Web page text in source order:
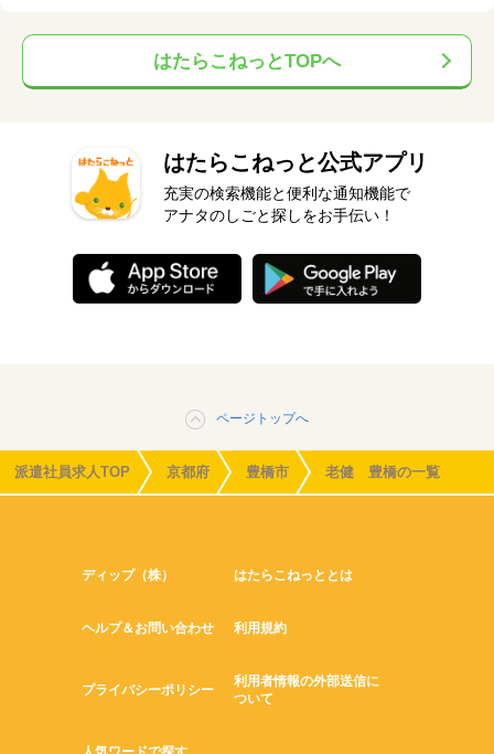
はたらこねっとTOPへ
はたらこねっと公式アプリ
充実の検索機能と便利な通知機能で
アナタのしごと探しをお手伝い！
ページトップへ
派遣社員求人TOP 京都府 豊橋市 老健 豊橋の一覧
ディップ（株） はたらこねっととは
ヘルプ＆お問い合わせ 利用規約
プライバシーポリシー
利用者情報の外部送信に
ついて